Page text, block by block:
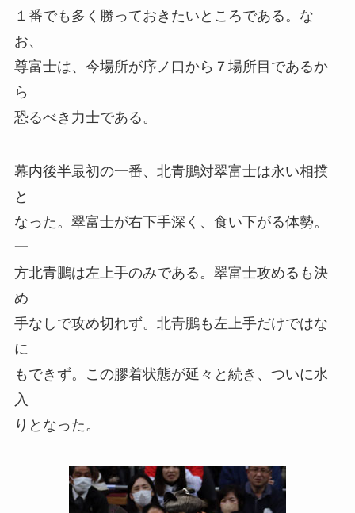
１番でも多く勝っておきたいところである。な
お、
尊富士は、今場所が序ノ口から７場所目であるか
ら
恐るべき力士である。
幕内後半最初の一番、北青鵬対翠富士は永い相撲
と
なった。翠富士が右下手深く、食い下がる体勢。
一
方北青鵬は左上手のみである。翠富士攻めるも決
め
手なしで攻め切れず。北青鵬も左上手だけではな
に
もできず。この膠着状態が延々と続き、ついに水
入
りとなった。